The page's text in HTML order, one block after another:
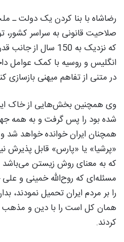
رضاشاه با بنا کردن یک دولت
صلاحیت قانونی به سراسر کشور،
که نزدیک به 150 سال
انگلیس و روسیه با کمک عوامل
در متنی از تفاهم میهنی بازسازی
وی همچنین بخش‌هایی از خاک
شده بود را پس گرفت و به همه
همچنان ایران خوانده خواهد شد
«پرشیا» یا «پارس» قابل پذیرش
که به معنای روش زیستن می‌باشد
مسئله‌ای که روح‌الله خمینی و
را بر مردم ایران تحمیل نمودند،
همان کل است را با دین و
کردند.